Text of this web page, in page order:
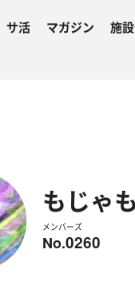
サ活 マガジン 施
もじゃ
メンバーズ
No.0260